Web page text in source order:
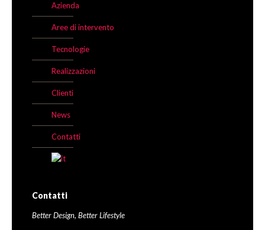
Azienda
Aree di intervento
Tecnologie
Realizzazioni
Clienti
News
Contatti
Contatti
Better Design, Better Lifestyle